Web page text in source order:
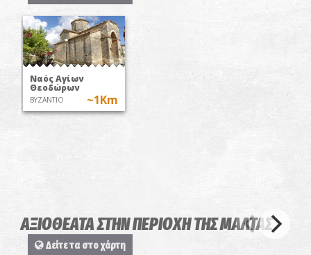
Ναός Αγίων
Θεοδώρων
ΒΥΖΑΝΤΙΟ ~1Km
ΑΞΙΟΘΕΑΤΑ ΣΤΗΝ ΠΕΡΙΟΧΗ ΤΗΣ ΜΑΛΤΑΣ
Δείτε τα στο χάρτη